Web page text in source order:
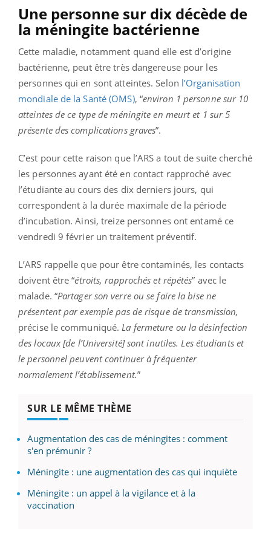
Une personne sur dix décède de
la méningite bactérienne
Cette maladie, notamment quand elle est d’origine
bactérienne, peut être très dangereuse pour les
personnes qui en sont atteintes. Selon l’Organisation
mondiale de la Santé (OMS), “environ 1 personne sur 10
atteintes de ce type de méningite en meurt et 1 sur 5
présente des complications graves”.
C’est pour cette raison que l’ARS a tout de suite cherché
les personnes ayant été en contact rapproché avec
l’étudiante au cours des dix derniers jours, qui
correspondent à la durée maximale de la période
d’incubation. Ainsi, treize personnes ont entamé ce
vendredi 9 février un traitement préventif.
L’ARS rappelle que pour être contaminés, les contacts
doivent être “étroits, rapprochés et répétés” avec le
malade. “Partager son verre ou se faire la bise ne
présentent par exemple pas de risque de transmission,
précise le communiqué. La fermeture ou la désinfection
des locaux [de l’Université] sont inutiles. Les étudiants et
le personnel peuvent continuer à fréquenter
normalement l’établissement.”
SUR LE MÊME THÈME
Augmentation des cas de méningites : comment
s'en prémunir ?
Méningite : une augmentation des cas qui inquiète
Méningite : un appel à la vigilance et à la
vaccination